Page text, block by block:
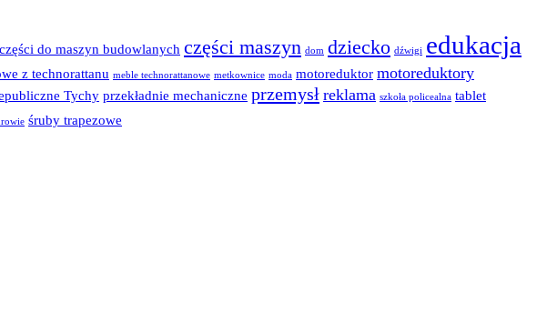
części do maszyn budowlanych części maszyn dom dziecko dźwigi edukacja
z technorattanu meble technorattanowe metkownice moda motoreduktor motoreduktory
Tychy przekładnie mechaniczne przemysł reklama szkoła policealna tablet
śruby trapezowe